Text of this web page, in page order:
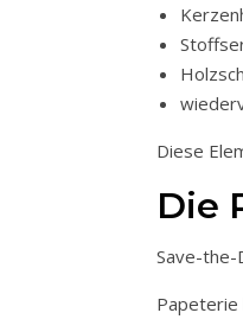
Diese
Die
Save-the-
Papeterie